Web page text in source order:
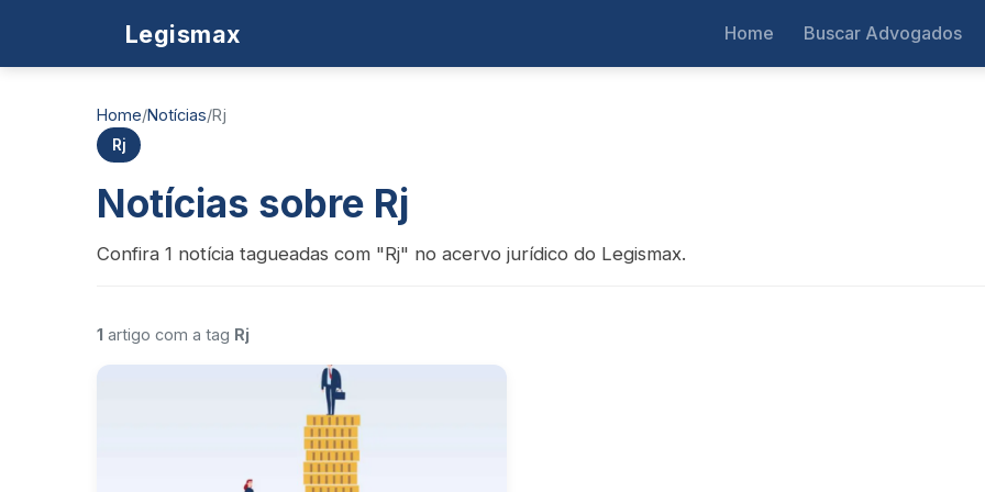
Legismax Home Buscar Advogados
Home/Notícias/Rj
Rj
Notícias sobre Rj
Confira 1 notícia tagueadas com "Rj" no acervo jurídico do Legismax.
1 artigo com a tag Rj